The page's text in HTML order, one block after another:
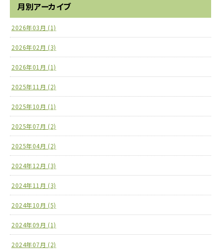
月別アーカイブ
2026年03月 (1)
2026年02月 (3)
2026年01月 (1)
2025年11月 (2)
2025年10月 (1)
2025年07月 (2)
2025年04月 (2)
2024年12月 (3)
2024年11月 (3)
2024年10月 (5)
2024年09月 (1)
2024年07月 (2)